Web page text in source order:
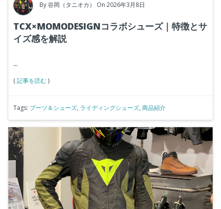
By谷岡（タニオカ） On 2026年3月8日
TCX×MOMODESIGNコラボシューズ｜特徴とサ
イズ感を解説
...
(記事を読む)
Tags: ブーツ＆シューズ, ライディングシューズ, 商品紹介